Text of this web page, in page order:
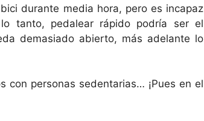
durante media hora, pero es incapaz
tanto, pedalear rápido podría ser el
demasiado abierto, más adelante lo
con personas sedentarias… ¡Pues en el